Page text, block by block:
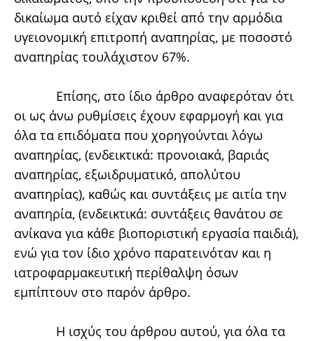
δικαίωμα αυτό είχαν κριθεί από την αρμόδια
υγειονομική επιτροπή αναπηρίας, με ποσοστό
αναπηρίας τουλάχιστον 67%.
Επίσης, στο ίδιο άρθρο αναφερόταν ότι
οι ως άνω ρυθμίσεις έχουν εφαρμογή και για
όλα τα επιδόματα που χορηγούνται λόγω
αναπηρίας, (ενδεικτικά: προνοιακά, βαριάς
αναπηρίας, εξωιδρυματικό, απολύτου
αναπηρίας), καθώς και συντάξεις με αιτία την
αναπηρία, (ενδεικτικά: συντάξεις θανάτου σε
ανίκανα για κάθε βιοποριστική εργασία παιδιά),
ενώ για τον ίδιο χρόνο παρατεινόταν και η
ιατροφαρμακευτική περίθαλψη όσων
εμπίπτουν στο παρόν άρθρο.
Η ισχύς του άρθρου αυτού, για όλα τα